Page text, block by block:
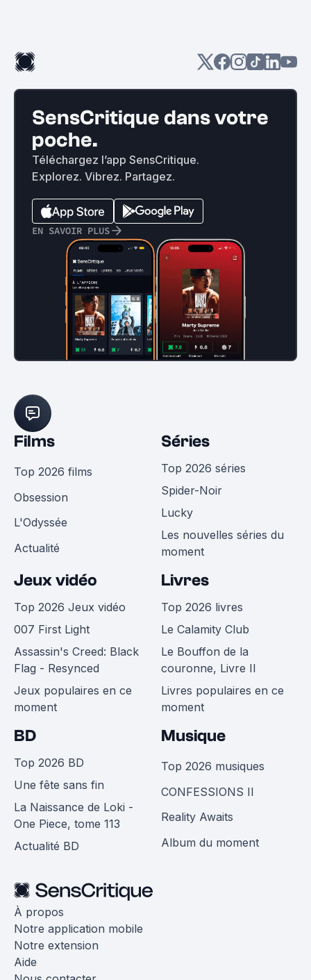
SensCritique dans votre
poche.
Téléchargez l’app SensCritique.
Explorez. Vibrez. Partagez.
EN SAVOIR PLUS
Films
Top 2026 films
Obsession
L'Odyssée
Actualité
Séries
Top 2026 séries
Spider-Noir
Lucky
Les nouvelles séries du
moment
Jeux vidéo
Top 2026 Jeux vidéo
007 First Light
Assassin's Creed: Black
Flag - Resynced
Jeux populaires en ce
moment
Livres
Top 2026 livres
Le Calamity Club
Le Bouffon de la
couronne, Livre II
Livres populaires en ce
moment
BD
Top 2026 BD
Une fête sans fin
La Naissance de Loki -
One Piece, tome 113
Actualité BD
Musique
Top 2026 musiques
CONFESSIONS II
Reality Awaits
Album du moment
À propos
Notre application mobile
Notre extension
Aide